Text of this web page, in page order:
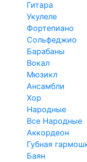
Гитара
Укулеле
Фортепиано
Сольфеджио
Барабаны
Вокал
Мюзикл
Ансамбли
Хор
Народные
Все Народные
Аккордеон
Губная
Баян